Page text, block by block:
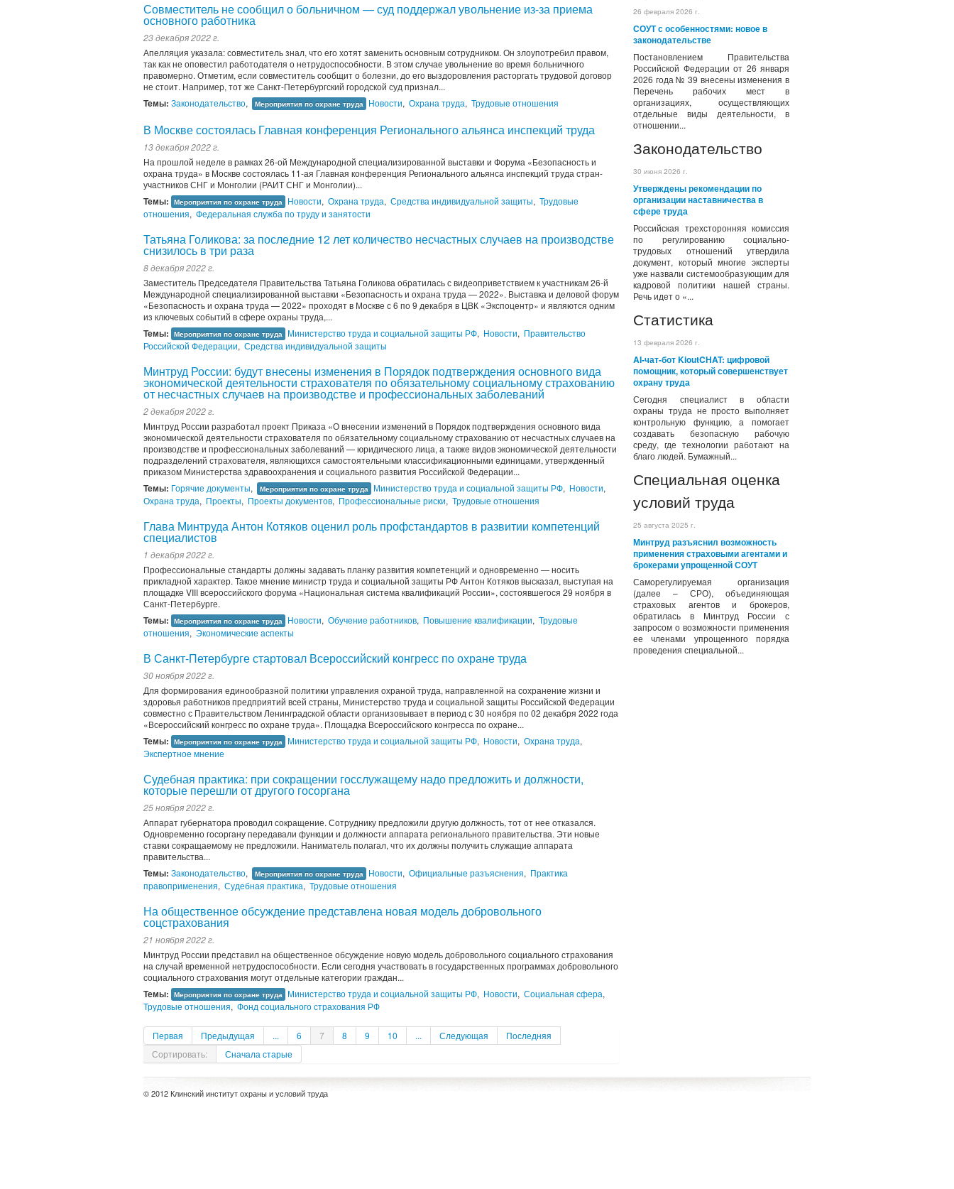
26 февраля 2026 г.
СОУТ с особенностями: новое в
законодательстве
Постановлением Правительства
Российской Федерации от 26 января
2026 года № 39 внесены изменения в
Перечень рабочих мест в
организациях, осуществляющих
отдельные виды деятельности, в
отношении...
Законодательство
30 июня 2026 г.
Утверждены рекомендации по
организации наставничества в
сфере труда
Российская трехсторонняя комиссия
по регулированию социально-
трудовых отношений утвердила
документ, который многие эксперты
уже назвали системообразующим для
кадровой политики нашей страны.
Речь идет о «...
Статистика
13 февраля 2026 г.
AI-чат-бот KioutCHAT: цифровой
помощник, который совершенствует
охрану труда
Сегодня специалист в области
охраны труда не просто выполняет
контрольную функцию, а помогает
создавать безопасную рабочую
среду, где технологии работают на
благо людей. Бумажный...
Специальная оценка
условий труда
25 августа 2025 г.
Минтруд разъяснил возможность
применения страховыми агентами и
брокерами упрощенной СОУТ
Саморегулируемая организация
(далее – СРО), объединяющая
страховых агентов и брокеров,
обратилась в Минтруд России с
запросом о возможности применения
ее членами упрощенного порядка
проведения специальной...
Совместитель не сообщил о больничном — суд поддержал увольнение из-за приема
основного работника
23 декабря 2022 г.
Апелляция указала: совместитель знал, что его хотят заменить основным сотрудником. Он злоупотребил правом,
так как не оповестил работодателя о нетрудоспособности. В этом случае увольнение во время больничного
правомерно. Отметим, если совместитель сообщит о болезни, до его выздоровления расторгать трудовой договор
не стоит. Например, тот же Санкт-Петербургский городской суд признал...
Темы: Законодательство, Мероприятия по охране труда Новости, Охрана труда, Трудовые отношения
В Москве состоялась Главная конференция Регионального альянса инспекций труда
13 декабря 2022 г.
На прошлой неделе в рамках 26-ой Международной специализированной выставки и Форума «Безопасность и
охрана труда» в Москве состоялась 11-ая Главная конференция Регионального альянса инспекций труда стран-
участников СНГ и Монголии (РАИТ СНГ и Монголии)...
Темы: Мероприятия по охране труда Новости, Охрана труда, Средства индивидуальной защиты, Трудовые
отношения, Федеральная служба по труду и занятости
Татьяна Голикова: за последние 12 лет количество несчастных случаев на производстве
снизилось в три раза
8 декабря 2022 г.
Заместитель Председателя Правительства Татьяна Голикова обратилась с видеоприветствием к участникам 26-й
Международной специализированной выставки «Безопасность и охрана труда — 2022». Выставка и деловой форум
«Безопасность и охрана труда — 2022» проходят в Москве с 6 по 9 декабря в ЦВК «Экспоцентр» и являются одним
из ключевых событий в сфере охраны труда,...
Темы: Мероприятия по охране труда Министерство труда и социальной защиты РФ, Новости, Правительство
Российской Федерации, Средства индивидуальной защиты
Минтруд России: будут внесены изменения в Порядок подтверждения основного вида
экономической деятельности страхователя по обязательному социальному страхованию
от несчастных случаев на производстве и профессиональных заболеваний
2 декабря 2022 г.
Минтруд России разработал проект Приказа «О внесении изменений в Порядок подтверждения основного вида
экономической деятельности страхователя по обязательному социальному страхованию от несчастных случаев на
производстве и профессиональных заболеваний — юридического лица, а также видов экономической деятельности
подразделений страхователя, являющихся самостоятельными классификационными единицами, утвержденный
приказом Министерства здравоохранения и социального развития Российской Федерации...
Темы: Горячие документы, Мероприятия по охране труда Министерство труда и социальной защиты РФ, Новости,
Охрана труда, Проекты, Проекты документов, Профессиональные риски, Трудовые отношения
Глава Минтруда Антон Котяков оценил роль профстандартов в развитии компетенций
специалистов
1 декабря 2022 г.
Профессиональные стандарты должны задавать планку развития компетенций и одновременно — носить
прикладной характер. Такое мнение министр труда и социальной защиты РФ Антон Котяков высказал, выступая на
площадке VIII всероссийского форума «Национальная система квалификаций России», состоявшегося 29 ноября в
Санкт-Петербурге.
Темы: Мероприятия по охране труда Новости, Обучение работников, Повышение квалификации, Трудовые
отношения, Экономические аспекты
В Санкт-Петербурге стартовал Всероссийский конгресс по охране труда
30 ноября 2022 г.
Для формирования единообразной политики управления охраной труда, направленной на сохранение жизни и
здоровья работников предприятий всей страны, Министерство труда и социальной защиты Российской Федерации
совместно с Правительством Ленинградской области организовывает в период с 30 ноября по 02 декабря 2022 года
«Всероссийский конгресс по охране труда». Площадка Всероссийского конгресса по охране...
Темы: Мероприятия по охране труда Министерство труда и социальной защиты РФ, Новости, Охрана труда,
Экспертное мнение
Судебная практика: при сокращении госслужащему надо предложить и должности,
которые перешли от другого госоргана
25 ноября 2022 г.
Аппарат губернатора проводил сокращение. Сотруднику предложили другую должность, тот от нее отказался.
Одновременно госоргану передавали функции и должности аппарата регионального правительства. Эти новые
ставки сокращаемому не предложили. Наниматель полагал, что их должны получить служащие аппарата
правительства...
Темы: Законодательство, Мероприятия по охране труда Новости, Официальные разъяснения, Практика
правоприменения, Судебная практика, Трудовые отношения
На общественное обсуждение представлена новая модель добровольного
соцстрахования
21 ноября 2022 г.
Минтруд России представил на общественное обсуждение новую модель добровольного социального страхования
на случай временной нетрудоспособности. Если сегодня участвовать в государственных программах добровольного
социального страхования могут отдельные категории граждан...
Темы: Мероприятия по охране труда Министерство труда и социальной защиты РФ, Новости, Социальная сфера,
Трудовые отношения, Фонд социального страхования РФ
Первая Предыдущая ... 6 7 8 9 10 ... Следующая
Последняя
Сортировать:
Сначала старые
© 2012 Клинский институт охраны и условий труда